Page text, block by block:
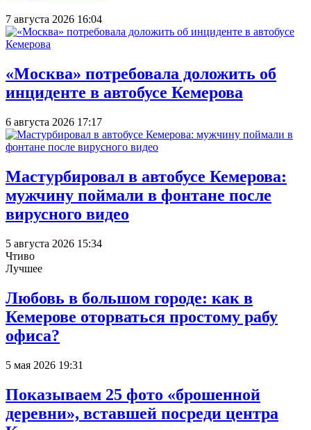
7 августа 2026 16:04
«Москва» потребовала доложить об
инциденте в автобусе Кемерова
6 августа 2026 17:17
Мастурбировал в автобусе Кемерова:
мужчину поймали в фонтане после
вирусного видео
5 августа 2026 15:34
Чтиво
Лучшее
Любовь в большом городе: как в
Кемерове оторваться простому рабу
офиса?
5 мая 2026 19:31
Показываем 25 фото «брошенной
деревни», вставшей посреди центра